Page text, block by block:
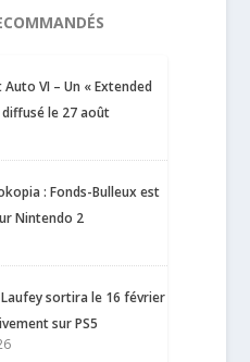
VI – Un « Extended
le 27 août
: Fonds-Bulleux est
Nintendo 2
sortira le 16 février
sur PS5